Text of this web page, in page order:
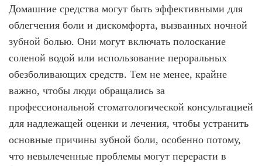
Домашние средства могут быть эффективными для
облегчения боли и дискомфорта, вызванных ночной
зубной болью. Они могут включать полоскание
соленой водой или использование пероральных
обезболивающих средств. Тем не менее, крайне
важно, чтобы люди обращались за
профессиональной стоматологической консультацией
для надлежащей оценки и лечения, чтобы устранить
основные причины зубной боли, особенно потому,
что невылеченные проблемы могут перерасти в